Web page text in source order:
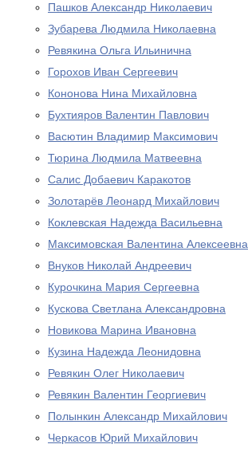
Пашков Александр Николаевич
Зубарева Людмила Николаевна
Ревякина Ольга Ильинична
Горохов Иван Сергеевич
Кононова Нина Михайловна
Бухтияров Валентин Павлович
Васютин Владимир Максимович
Тюрина Людмила Матвеевна
Салис Добаевич Каракотов
Золотарёв Леонард Михайлович
Коклевская Надежда Васильевна
Максимовская Валентина Алексеевна
Внуков Николай Андреевич
Курочкина Мария Сергеевна
Кускова Светлана Александровна
Новикова Марина Ивановна
Кузина Надежда Леонидовна
Ревякин Олег Николаевич
Ревякин Валентин Георгиевич
Полынкин Александр Михайлович
Черкасов Юрий Михайлович